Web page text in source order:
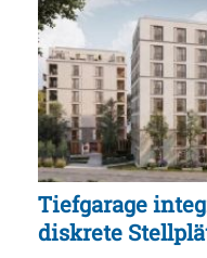
Tiefgarage
diskrete